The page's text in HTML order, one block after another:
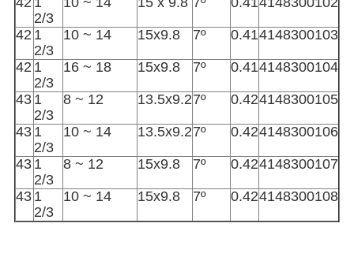
2/3
42 1
2/3
10 ~ 14 15x9.8 7º 0.414148300103
42 1
2/3
16 ~ 18 15x9.8 7º 0.414148300104
43 1
2/3
8 ~ 12 13.5x9.27º 0.424148300105
43 1
2/3
10 ~ 14 13.5x9.27º 0.424148300106
43 1
2/3
8 ~ 12 15x9.8 7º 0.424148300107
43 1
2/3
10 ~ 14 15x9.8 7º 0.424148300108